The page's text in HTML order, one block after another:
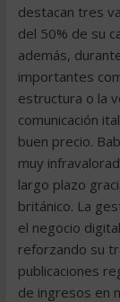
destacan tres
del 50% de su
además,
importantes
estructura o la
comunicación
buen precio.
muy
largo plazo
británico. La
el negocio
reforzando su
publicaciones
de ingresos en